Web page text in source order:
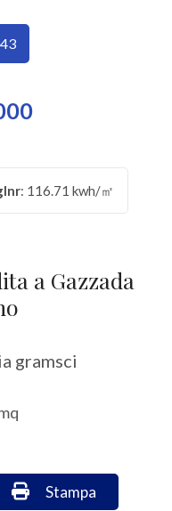
: 116.71 kwh/㎡
a Gazzada
gramsci
Stampa: Cod. VA/
Stampa